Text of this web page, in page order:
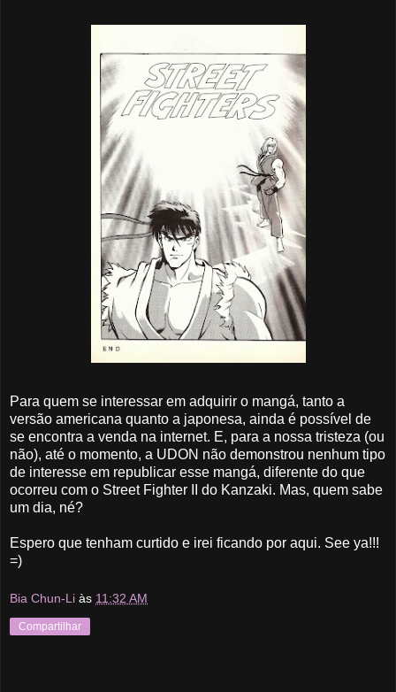
Para quem se interessar em adquirir o mangá, tanto a
versão americana quanto a japonesa, ainda é possível de
se encontra a venda na internet. E, para a nossa tristeza (ou
não), até o momento, a UDON não demonstrou nenhum tipo
de interesse em republicar esse mangá, diferente do que
ocorreu com o Street Fighter II do Kanzaki. Mas, quem sabe
um dia, né?
Espero que tenham curtido e irei ficando por aqui. See ya!!!
=)
Bia Chun-Li às 11:32 AM
Compartilhar